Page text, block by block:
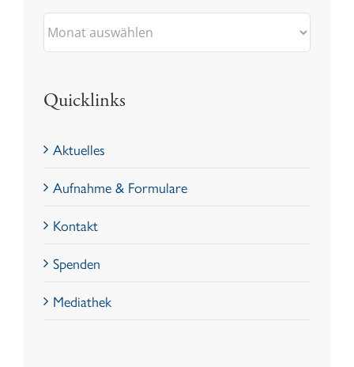
Archiv
Quicklinks
Aktuelles
Aufnahme & Formulare
Kontakt
Spenden
Mediathek